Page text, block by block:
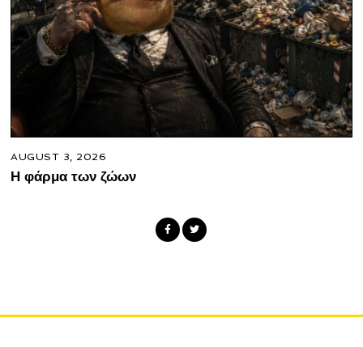
AUGUST 3, 2026
Η φάρμα των ζώων